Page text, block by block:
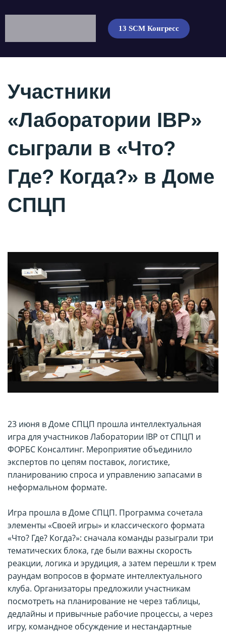
13 SCM Конгресс
Участники
«Лаборатории IBP»
сыграли в «Что?
Где? Когда?» в Доме
СПЦП
23 июня в Доме СПЦП прошла интеллектуальная
игра для участников Лаборатории IBP от СПЦП и
ФОРБС Консалтинг. Мероприятие объединило
экспертов по цепям поставок, логистике,
планированию спроса и управлению запасами в
неформальном формате.
Игра прошла в Доме СПЦП. Программа сочетала
элементы «Своей игры» и классического формата
«Что? Где? Когда?»: сначала команды разыграли три
тематических блока, где были важны скорость
реакции, логика и эрудиция, а затем перешли к трем
раундам вопросов в формате интеллектуального
клуба. Организаторы предложили участникам
посмотреть на планирование не через таблицы,
дедлайны и привычные рабочие процессы, а через
игру, командное обсуждение и нестандартные